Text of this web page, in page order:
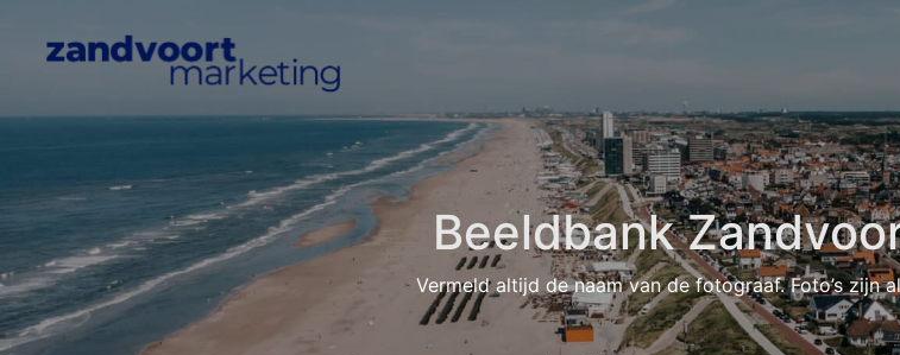
Beeldbank
Vermeld altijd de naam van de fotograaf. Foto’s zijn